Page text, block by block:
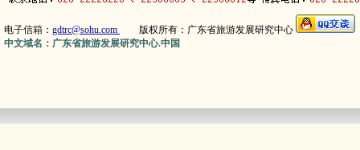
电子信箱： gdtrc@sohu.com 版权所有：广东省旅游发展研究中心
中文域名：广东省旅游发展研究中心.中国